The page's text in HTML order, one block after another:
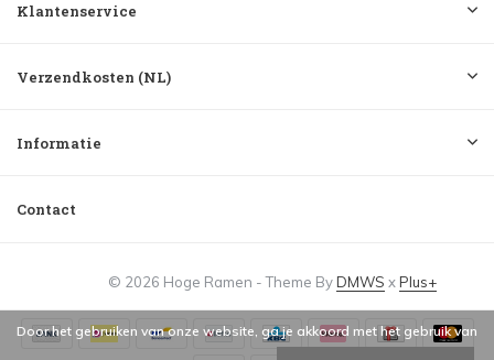
Klantenservice
Verzendkosten (NL)
Informatie
Contact
© 2026 Hoge Ramen - Theme ByDMWS xPlus+
Door het gebruiken van onze website, ga je akkoord met het gebruik van